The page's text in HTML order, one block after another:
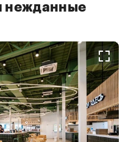
нежданные